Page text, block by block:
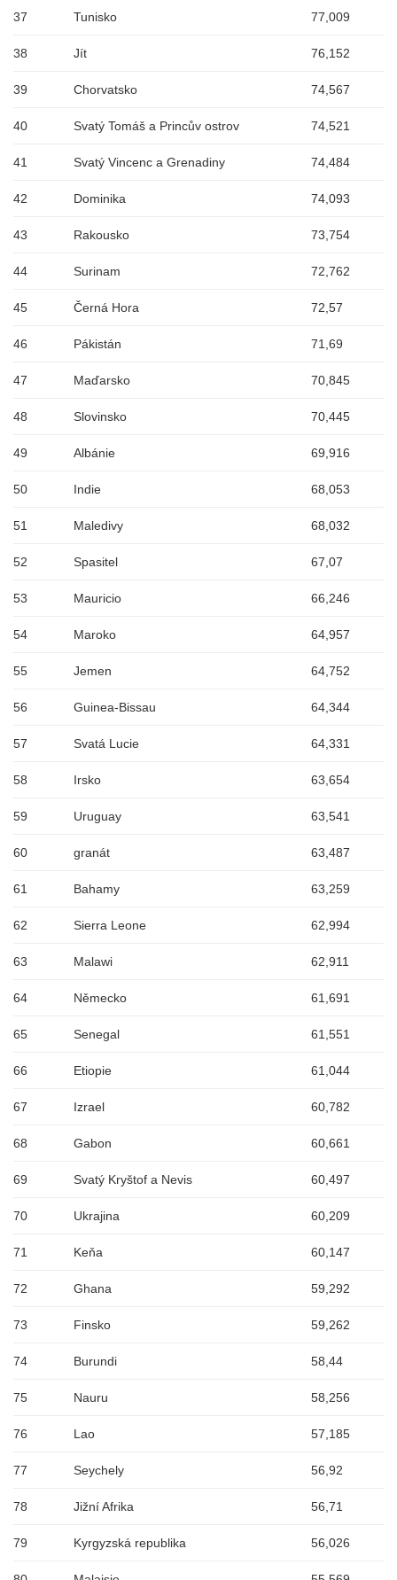
37 Tunisko 77,009
38 Jít 76,152
39 Chorvatsko 74,567
40 Svatý Tomáš a Princův ostrov 74,521
41 Svatý Vincenc a Grenadiny 74,484
42 Dominika 74,093
43 Rakousko 73,754
44 Surinam 72,762
45 Černá Hora 72,57
46 Pákistán 71,69
47 Maďarsko 70,845
48 Slovinsko 70,445
49 Albánie 69,916
50 Indie 68,053
51 Maledivy 68,032
52 Spasitel 67,07
53 Mauricio 66,246
54 Maroko 64,957
55 Jemen 64,752
56 Guinea-Bissau 64,344
57 Svatá Lucie 64,331
58 Irsko 63,654
59 Uruguay 63,541
60 granát 63,487
61 Bahamy 63,259
62 Sierra Leone 62,994
63 Malawi 62,911
64 Německo 61,691
65 Senegal 61,551
66 Etiopie 61,044
67 Izrael 60,782
68 Gabon 60,661
69 Svatý Kryštof a Nevis 60,497
70 Ukrajina 60,209
71 Keňa 60,147
72 Ghana 59,292
73 Finsko 59,262
74 Burundi 58,44
75 Nauru 58,256
76 Lao 57,185
77 Seychely 56,92
78 Jižní Afrika 56,71
79 Kyrgyzská republika 56,026